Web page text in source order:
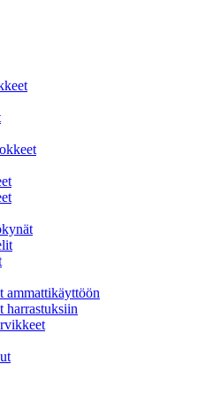
ammattikäyttöön
harrastuksiin